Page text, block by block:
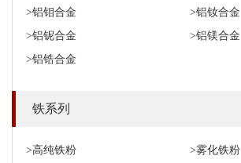
>铝钼合金
>铝钕合金
>铝铌合金
>铝镁合金
>铝锆合金
铁系列
>高纯铁粉
>雾化铁粉